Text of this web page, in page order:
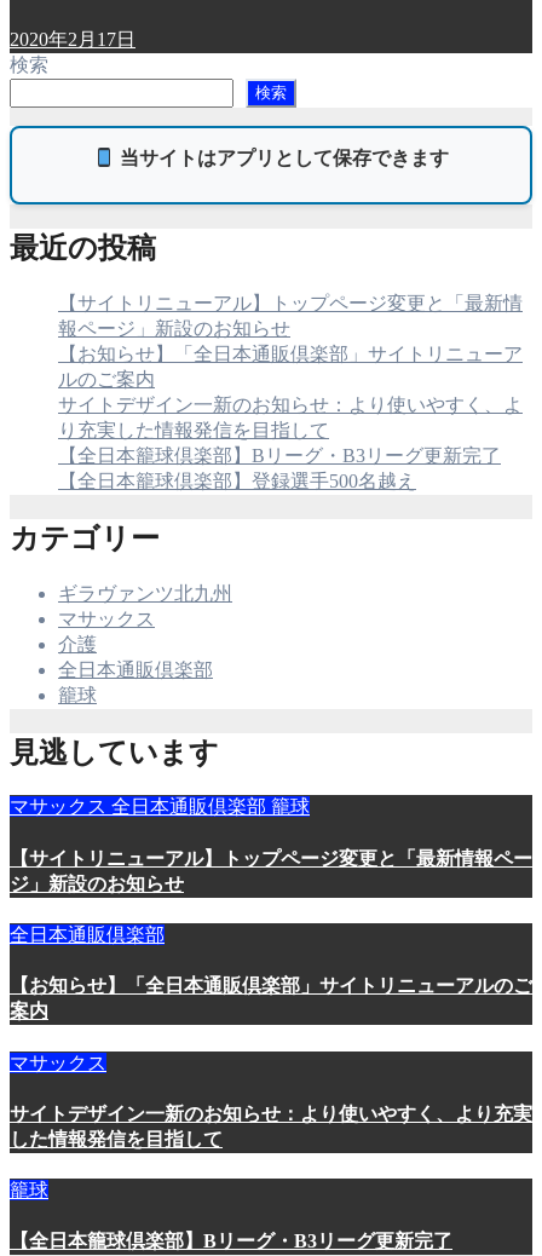
2020年2月17日
検索
検索
当サイトはアプリとして保存できます
最近の投稿
【サイトリニューアル】トップページ変更と「最新情
報ページ」新設のお知らせ
【お知らせ】「全日本通販倶楽部」サイトリニューア
ルのご案内
サイトデザイン一新のお知らせ：より使いやすく、よ
り充実した情報発信を目指して
【全日本籠球倶楽部】Bリーグ・B3リーグ更新完了
【全日本籠球倶楽部】登録選手500名越え
カテゴリー
ギラヴァンツ北九州
マサックス
介護
全日本通販倶楽部
籠球
見逃しています
マサックス 全日本通販倶楽部 籠球
【サイトリニューアル】トップページ変更と「最新情報ペー
ジ」新設のお知らせ
全日本通販倶楽部
【お知らせ】「全日本通販倶楽部」サイトリニューアルのご
案内
マサックス
サイトデザイン一新のお知らせ：より使いやすく、より充実
した情報発信を目指して
籠球
【全日本籠球倶楽部】Bリーグ・B3リーグ更新完了